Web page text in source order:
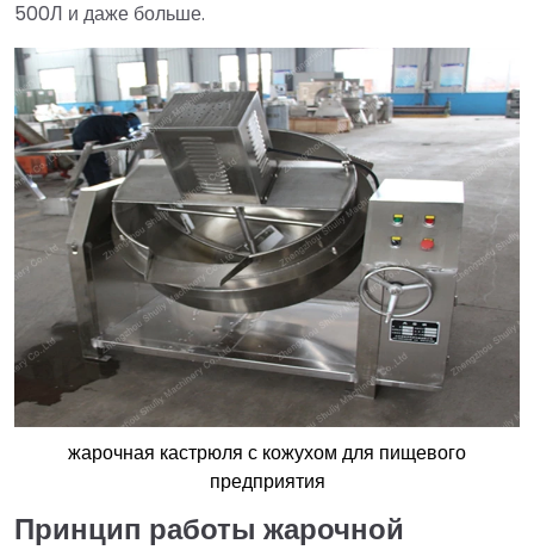
500Л и даже больше.
жарочная кастрюля с кожухом для пищевого
предприятия
Принцип работы жарочной